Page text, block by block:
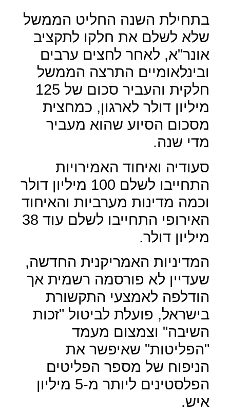
בתחילת השנה החליט הממשל
שלא לשלם את חלקו לתקציב
אונר"א, לאחר לחצים ערבים
ובינלאומיים התרצה הממשל
חלקית והעביר סכום של 125
מיליון דולר לארגון, כמחצית
מסכום הסיוע שהוא מעביר
מדי שנה.
סעודיה ואיחוד האמירויות
התחייבו לשלם 100 מיליון דולר
וכמה מדינות מערביות והאיחוד
האירופי התחייבו לשלם עוד 38
מיליון דולר.
המדיניות האמריקנית החדשה,
שעדיין לא פורסמה רשמית אך
הודלפה לאמצעי התקשורת
בישראל, פועלת לביטול "זכות
השיבה" וצמצום מעמד
"הפליטות" שאיפשר את
הניפוח של מספר הפליטים
הפלסטינים ליותר מ-5 מיליון
איש.